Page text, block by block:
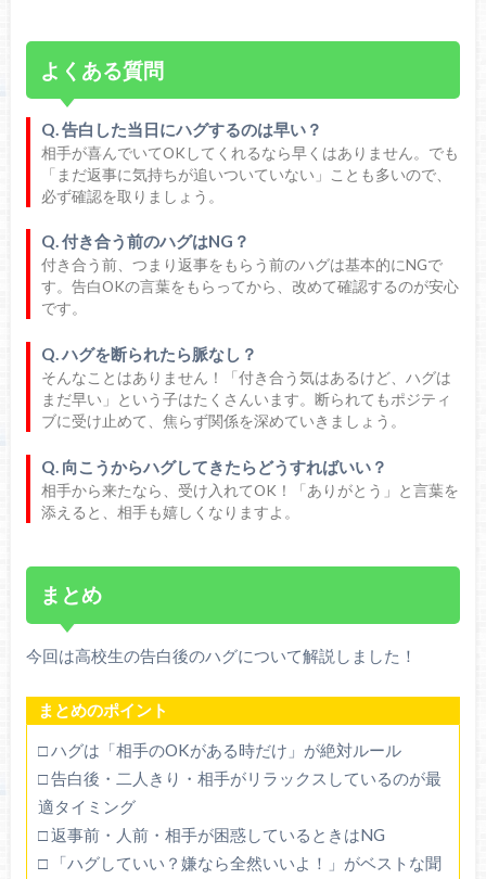
よくある質問
Q. 告白した当日にハグするのは早い？
相手が喜んでいてOKしてくれるなら早くはありません。でも
「まだ返事に気持ちが追いついていない」ことも多いので、
必ず確認を取りましょう。
Q. 付き合う前のハグはNG？
付き合う前、つまり返事をもらう前のハグは基本的にNGで
す。告白OKの言葉をもらってから、改めて確認するのが安心
です。
Q. ハグを断られたら脈なし？
そんなことはありません！「付き合う気はあるけど、ハグは
まだ早い」という子はたくさんいます。断られてもポジティ
ブに受け止めて、焦らず関係を深めていきましょう。
Q. 向こうからハグしてきたらどうすればいい？
相手から来たなら、受け入れてOK！「ありがとう」と言葉を
添えると、相手も嬉しくなりますよ。
まとめ
今回は高校生の告白後のハグについて解説しました！
まとめのポイント
□ ハグは「相手のOKがある時だけ」が絶対ルール
□ 告白後・二人きり・相手がリラックスしているのが最
適タイミング
□ 返事前・人前・相手が困惑しているときはNG
□ 「ハグしていい？嫌なら全然いいよ！」がベストな聞